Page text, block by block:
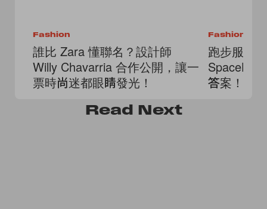
Fashion
誰比 Zara 懂聯名？設計師
Willy Chavarria 合作公開，讓一
票時尚迷都眼睛發光！
Fashion
跑步服也
答案！
Read Next